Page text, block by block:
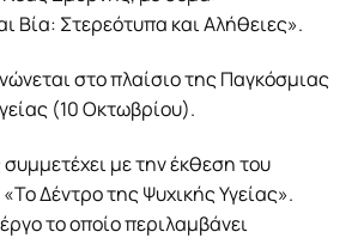
Βία: Στερεότυπα και Αλήθειες».
στο πλαίσιο της Παγκόσμιας
(10 Οκτωβρίου).
με την έκθεση του
Δέντρο της Ψυχικής Υγείας».
το οποίο περιλαμβάνει